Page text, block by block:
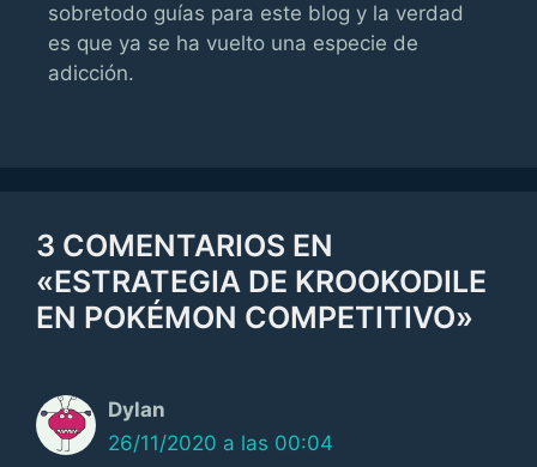
sobretodo guías para este blog y la verdad
es que ya se ha vuelto una especie de
adicción.
3 COMENTARIOS EN
«ESTRATEGIA DE KROOKODILE
EN POKÉMON COMPETITIVO»
Dylan
26/11/2020 a las 00:04